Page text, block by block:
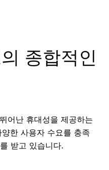
종합적인
어난 휴대성을 제공하는
한 사용자 수요를 충족
받고 있습니다.